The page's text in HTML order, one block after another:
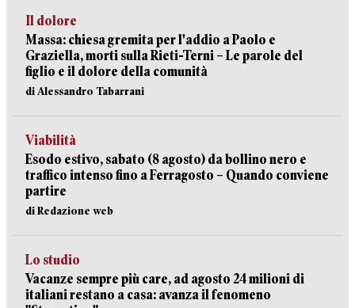
Il dolore
Massa: chiesa gremita per l'addio a Paolo e
Graziella, morti sulla Rieti-Terni – Le parole del
figlio e il dolore della comunità
di Alessandro Tabarrani
Viabilità
Esodo estivo, sabato (8 agosto) da bollino nero e
traffico intenso fino a Ferragosto – Quando conviene
partire
di Redazione web
Lo studio
Vacanze sempre più care, ad agosto 24 milioni di
italiani restano a casa: avanza il fenomeno